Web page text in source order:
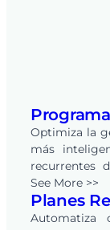
Optimiza la
más
recurrentes
horarios
semanal
See More >>
Planes
Automatiza